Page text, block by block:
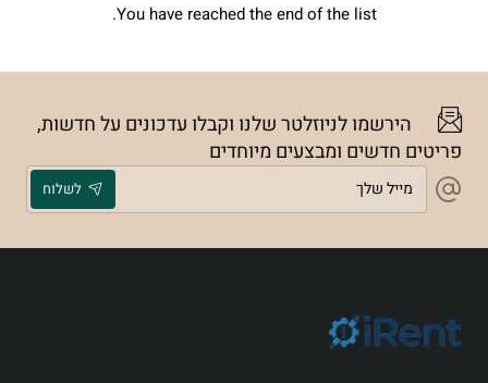
You have reached the end of the list.
הירשמו לניוזלטר שלנו וקבלו עדכונים על חדשות,
פריטים חדשים ומבצעים מיוחדים
מייל
שלך
לשלוח